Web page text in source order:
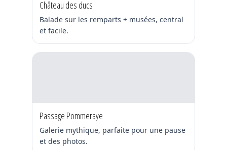
Château des ducs
Balade sur les remparts + musées, central
et facile.
Passage Pommeraye
Galerie mythique, parfaite pour une pause
et des photos.